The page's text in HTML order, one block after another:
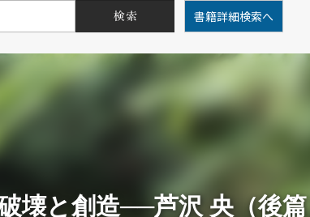
書籍詳細検索へ
壊と創造──芦沢 央（後